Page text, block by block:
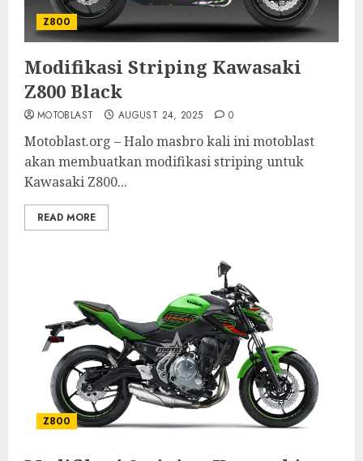
Z800
Modifikasi Striping Kawasaki
Z800 Black
MOTOBLAST AUGUST 24, 2025 0
Motoblast.org – Halo masbro kali ini motoblast
akan membuatkan modifikasi striping untuk
Kawasaki Z800...
READ MORE
Z800